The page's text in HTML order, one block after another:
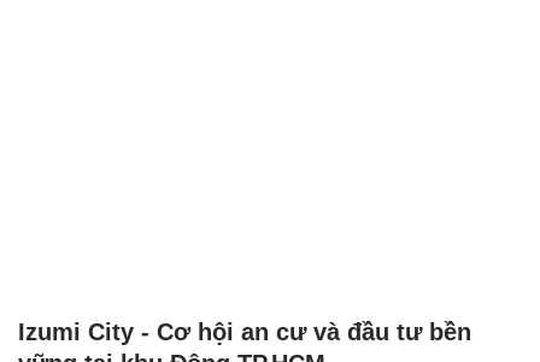
Izumi City - Cơ hội an cư và đầu tư bền